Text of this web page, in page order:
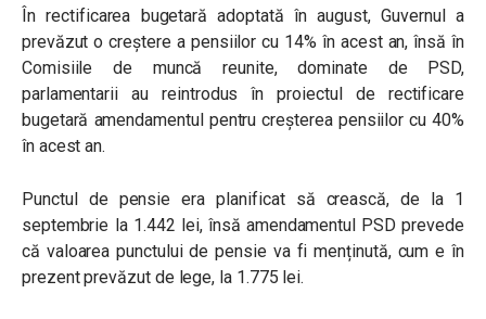
În rectificarea bugetară adoptată în august, Guvernul a
prevăzut o creștere a pensiilor cu 14% în acest an, însă în
Comisiile de muncă reunite, dominate de PSD,
parlamentarii au reintrodus în proiectul de rectificare
bugetară amendamentul pentru creșterea pensiilor cu 40%
în acest an.
Punctul de pensie era planificat să crească, de la 1
septembrie la 1.442 lei, însă amendamentul PSD prevede
că valoarea punctului de pensie va fi menținută, cum e în
prezent prevăzut de lege, la 1.775 lei.